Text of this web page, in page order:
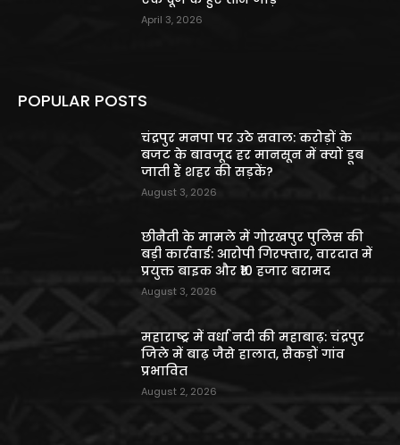
April 3, 2026
POPULAR POSTS
चंद्रपुर मनपा पर उठे सवाल: करोड़ों के
बजट के बावजूद हर मानसून में क्यों डूब
जाती हैं शहर की सड़कें?
August 3, 2026
छीनैती के मामले में गोरखपुर पुलिस की
बड़ी कार्रवाई: आरोपी गिरफ्तार, वारदात में
प्रयुक्त बाइक और ₹10 हजार बरामद
August 3, 2026
महाराष्ट्र में वर्धा नदी की महाबाढ़: चंद्रपुर
जिले में बाढ़ जैसे हालात, सैकड़ों गांव
प्रभावित
August 2, 2026